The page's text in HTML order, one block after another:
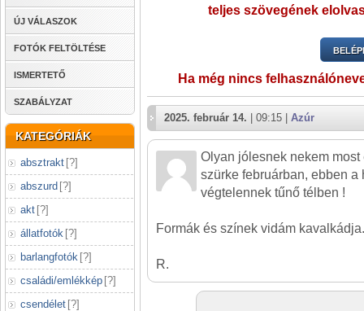
ÚJ VÁLASZOK
FOTÓK FELTÖLTÉSE
ISMERTETŐ
SZABÁLYZAT
KATEGÓRIÁK
absztrakt [?]
abszurd [?]
akt [?]
állatfotók [?]
barlangfotók [?]
családi/emlékkép [?]
csendélet [?]
teljes szövegének
Ha még nincs
2025. február 14. | 09:15 | Azúr
Olyan jólesnek nekem
szürke februárban, ebben a
végtelennek tűnő télben !
Formák és színek vidám kavalkádja.
R.